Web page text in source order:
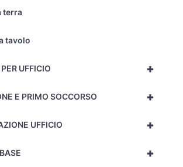
terra
tavolo
+
UFFICIO
+
E PRIMO SOCCORSO
+
UFFICIO
+